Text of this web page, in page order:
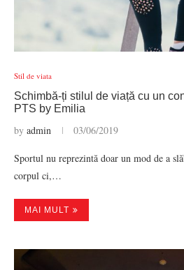
Stil de viata
Schimbă-ți stilul de viață cu un
PTS by Emilia
by admin 03/06/2019
Sportul nu reprezintă doar un mod de a
corpul ci,…
MAI MULT